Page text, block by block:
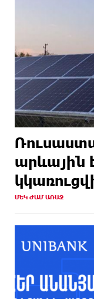
արևային
ՄԵԿ ԺԱՄ ԱՌԱՋ